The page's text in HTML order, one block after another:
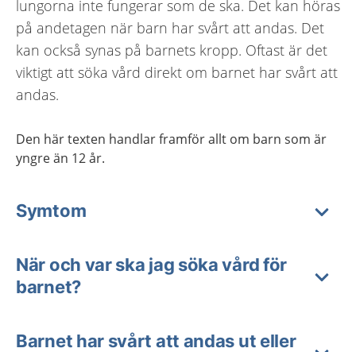
lungorna inte fungerar som de ska. Det kan höras
på andetagen när barn har svårt att andas. Det
kan också synas på barnets kropp. Oftast är det
viktigt att söka vård direkt om barnet har svårt att
andas.
Den här texten handlar framför allt om barn som är
yngre än 12 år.
Symtom
När och var ska jag söka vård för
barnet?
Barnet har svårt att andas ut eller